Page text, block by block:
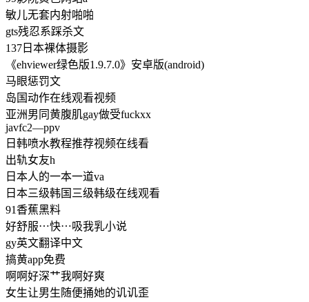
敏儿无套内射啪啪
gts残忍系踩杀文
137日本裸体摄影
《ehviewer绿色版1.9.7.0》安卓版(android)
马眼惩罚文
岛国动作在线观看视频
亚洲男同黄腹肌gay做受fuckxx
javfc2—ppv
日韩喷水教程推荐视频在线看
出轨女友h
日本人的一本一道va
日本三级韩国三级韩级在线观看
91香蕉黑料
好舒服⋯快⋯吸我乳小说
gy英文翻译中文
搞黄app免费
啊啊好深艹我啊好爽
女生让男生随便捅她的讥讥歪